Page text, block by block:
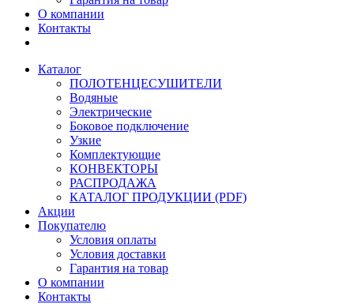
О компании
Контакты
Каталог
ПОЛОТЕНЦЕСУШИТЕЛИ
Водяные
Электрические
Боковое подключение
Узкие
Комплектующие
КОНВЕКТОРЫ
РАСПРОДАЖА
КАТАЛОГ ПРОДУКЦИИ (PDF)
Акции
Покупателю
Условия оплаты
Условия доставки
Гарантия на товар
О компании
Контакты